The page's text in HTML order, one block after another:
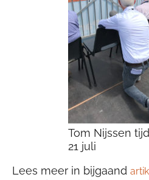
Tom Nijssen
21 juli
Lees meer in bijgaand